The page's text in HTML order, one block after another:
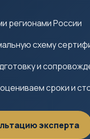
регионами России
схему
и
сроки и
эксперта